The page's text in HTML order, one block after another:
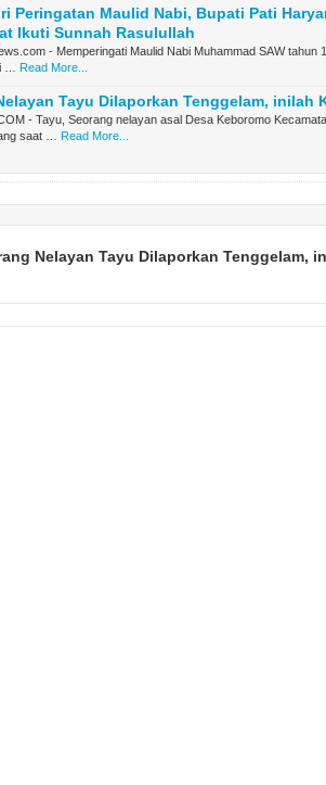
Peringatan Maulid Nabi, Bupati Pati
Ikuti Sunnah Rasulullah
- Memperingati Maulid Nabi Muhammad SAW tahun
… Read More...
Tayu Dilaporkan Tenggelam, inilah
- Tayu, Seorang nelayan asal Desa Keboromo
saat …
Read More...
Nelayan Tayu Dilaporkan Tenggelam,